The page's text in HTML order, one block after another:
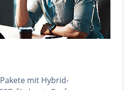
mit Hybrid-